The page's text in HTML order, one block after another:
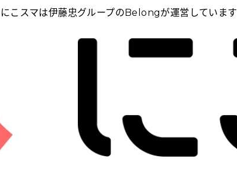
にこスマは伊藤忠グループのBelongが運営しています